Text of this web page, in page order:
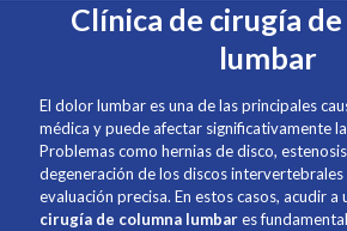
Clínica de cirugía
lumbar
El dolor lumbar es una de las principales
médica y puede afectar significativamente
Problemas como hernias de disco,
degeneración de los discos intervertebrales
evaluación precisa. En estos casos, acudir a
cirugía de columna lumbares